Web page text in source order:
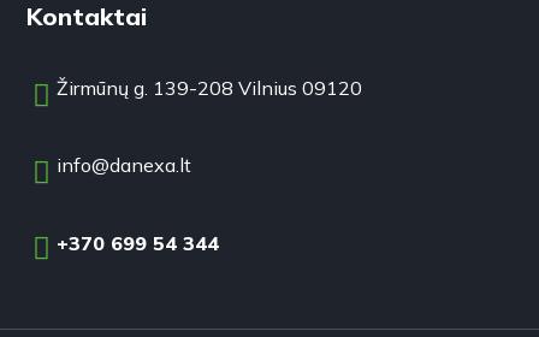
Kontaktai
Žirmūnų g. 139-208 Vilnius 09120
info@danexa.lt
+370 699 54 344